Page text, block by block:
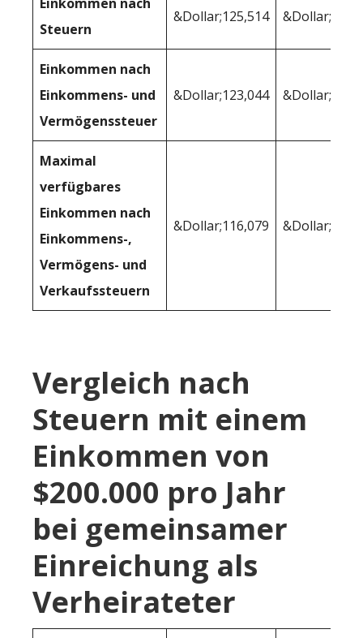
Steuern
&Dollar;125,514
Einkommen nach
Einkommens- und
Vermögenssteuer
&Dollar;123,044
Maximal
verfügbares
Einkommen nach
Einkommens-,
Vermögens- und
Verkaufssteuern
&Dollar;116,079
Vergleich nach
Steuern mit einem
Einkommen von
$200.000 pro Jahr
bei gemeinsamer
Einreichung als
Verheirateter